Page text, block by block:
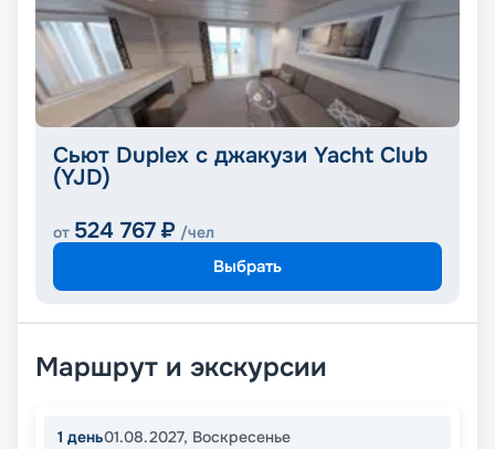
Сьют Duplex с джакузи Yacht Club
(YJD)
от 524 767 ₽ /чел
Выбрать
Маршрут и экскурсии
1 день01.08.2027, Воскресенье